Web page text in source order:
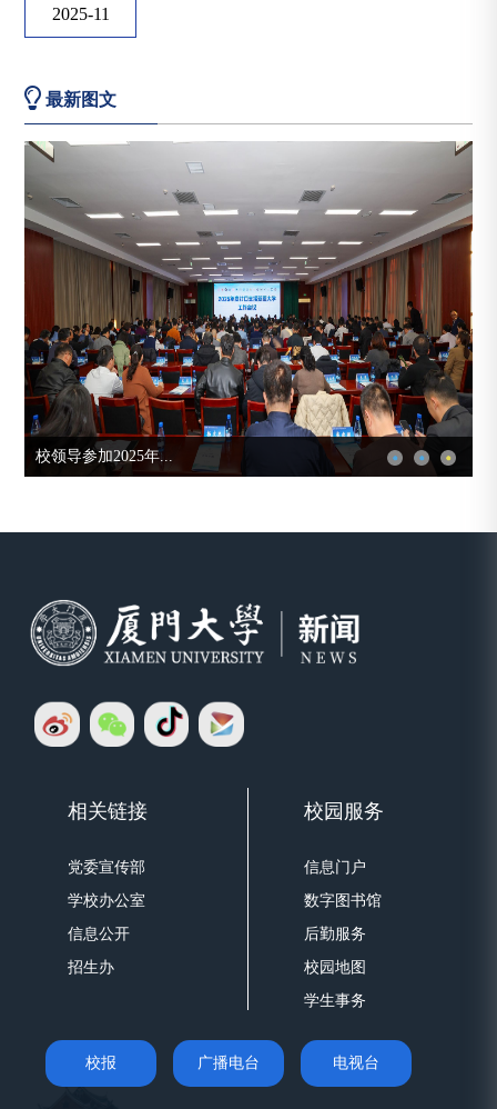
2025-11
最新图文
福建省政协全过程...
相关链接
党委宣传部
学校办公室
信息公开
招生办
校园服务
信息门户
数字图书馆
后勤服务
校园地图
学生事务
校报 广播电台 电视台